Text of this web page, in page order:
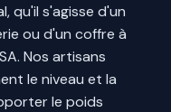
qu'il s'agisse d'un
ou d'un coffre à
Nos artisans
le niveau et la
le poids